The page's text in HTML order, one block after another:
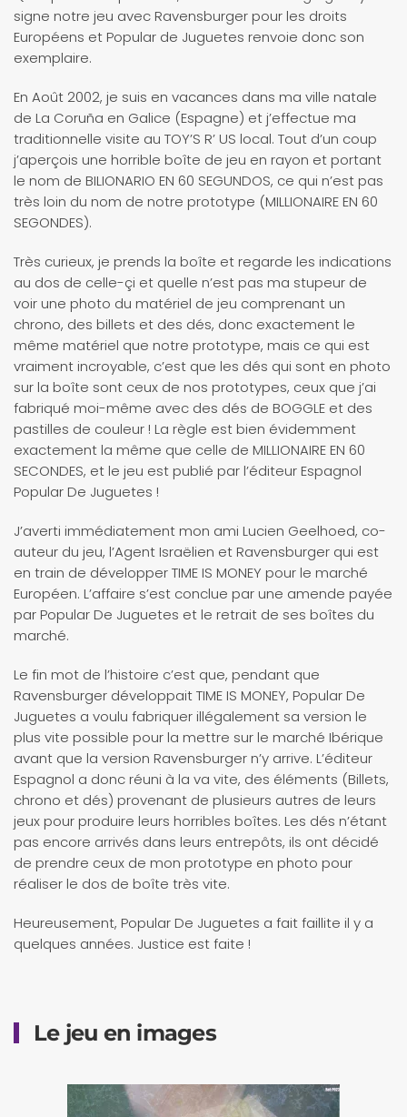
signe notre jeu avec Ravensburger pour les droits
Européens et Popular de Juguetes renvoie donc son
exemplaire.
En Août 2002, je suis en vacances dans ma ville natale
de La Coruña en Galice (Espagne) et j’effectue ma
traditionnelle visite au TOY’S R’ US local. Tout d’un coup
j’aperçois une horrible boîte de jeu en rayon et portant
le nom de BILIONARIO EN 60 SEGUNDOS, ce qui n’est pas
très loin du nom de notre prototype (MILLIONAIRE EN 60
SEGONDES).
Très curieux, je prends la boîte et regarde les indications
au dos de celle-çi et quelle n’est pas ma stupeur de
voir une photo du matériel de jeu comprenant un
chrono, des billets et des dés, donc exactement le
même matériel que notre prototype, mais ce qui est
vraiment incroyable, c’est que les dés qui sont en photo
sur la boîte sont ceux de nos prototypes, ceux que j’ai
fabriqué moi-même avec des dés de BOGGLE et des
pastilles de couleur ! La règle est bien évidemment
exactement la même que celle de MILLIONAIRE EN 60
SECONDES, et le jeu est publié par l’éditeur Espagnol
Popular De Juguetes !
J’averti immédiatement mon ami Lucien Geelhoed, co-
auteur du jeu, l’Agent Israëlien et Ravensburger qui est
en train de développer TIME IS MONEY pour le marché
Européen. L’affaire s’est conclue par une amende payée
par Popular De Juguetes et le retrait de ses boîtes du
marché.
Le fin mot de l’histoire c’est que, pendant que
Ravensburger développait TIME IS MONEY, Popular De
Juguetes a voulu fabriquer illégalement sa version le
plus vite possible pour la mettre sur le marché Ibérique
avant que la version Ravensburger n’y arrive. L’éditeur
Espagnol a donc réuni à la va vite, des éléments (Billets,
chrono et dés) provenant de plusieurs autres de leurs
jeux pour produire leurs horribles boîtes. Les dés n’étant
pas encore arrivés dans leurs entrepôts, ils ont décidé
de prendre ceux de mon prototype en photo pour
réaliser le dos de boîte très vite.
Heureusement, Popular De Juguetes a fait faillite il y a
quelques années. Justice est faite !
Le jeu en images